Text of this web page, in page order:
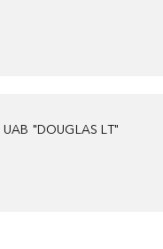
UAB "DOUGLAS LT"